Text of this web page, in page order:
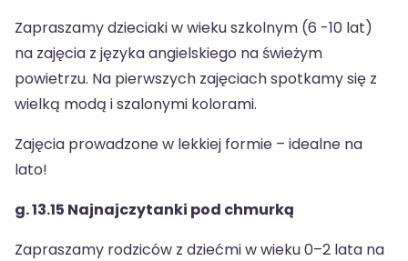
Zapraszamy dzieciaki w wieku szkolnym (6 -10 lat)
na zajęcia z języka angielskiego na świeżym
powietrzu. Na pierwszych zajęciach spotkamy się z
wielką modą i szalonymi kolorami.
Zajęcia prowadzone w lekkiej formie – idealne na
lato!
g. 13.15 Najnajczytanki pod chmurką
Zapraszamy rodziców z dziećmi w wieku 0–2 lata na